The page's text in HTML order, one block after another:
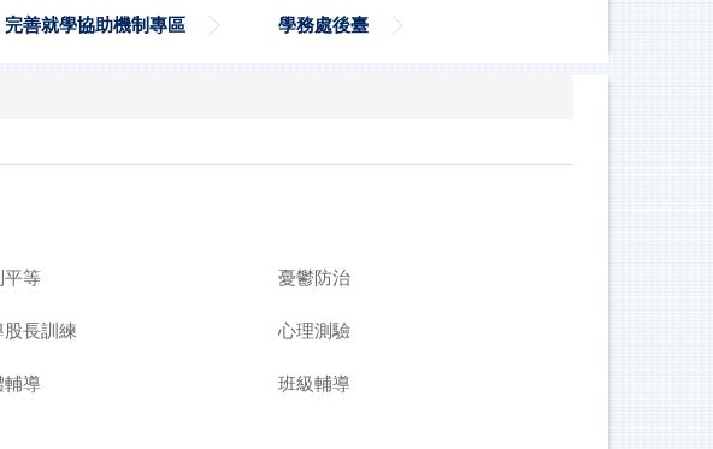
完善就學協助機制專區 學務處後臺
平等 憂鬱防治
股長訓練 心理測驗
輔導 班級輔導